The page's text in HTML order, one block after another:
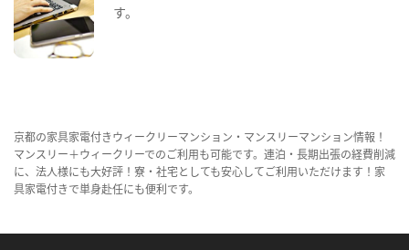
す。
京都の家具家電付きウィークリーマンション・マンスリーマンション情報！
マンスリー＋ウィークリーでのご利用も可能です。連泊・長期出張の経費削減
に、法人様にも大好評！寮・社宅としても安心してご利用いただけます！家
具家電付きで単身赴任にも便利です。